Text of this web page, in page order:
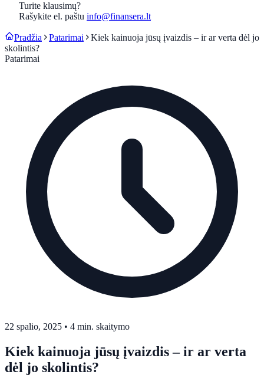
Turite klausimų?
Rašykite el. paštu info@finansera.lt
Pradžia Patarimai
Kiek kainuoja jūsų įvaizdis – ir ar verta dėl jo
skolintis?
Patarimai
22 spalio, 2025 • 4 min. skaitymo
Kiek kainuoja jūsų įvaizdis – ir ar verta
dėl jo skolintis?